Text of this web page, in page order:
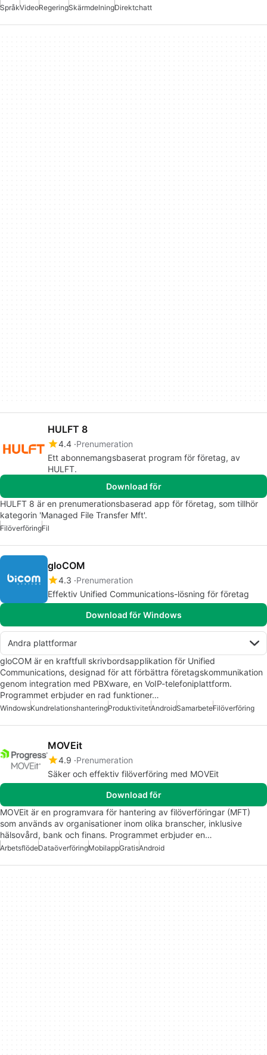
SpråkVideoRegeringSkärmdelningDirektchatt
HULFT 8
4.4 Prenumeration
Ett abonnemangsbaserat program för företag, av
HULFT.
Download för
HULFT 8 är en prenumerationsbaserad app för företag, som tillhör
kategorin 'Managed File Transfer Mft'.
FilöverföringFil
gloCOM
4.3 Prenumeration
Effektiv Unified Communications-lösning för företag
Download för Windows
Andra plattformar
gloCOM är en kraftfull skrivbordsapplikation för Unified
Communications, designad för att förbättra företagskommunikation
genom integration med PBXware, en VoIP-telefoniplattform.
Programmet erbjuder en rad funktioner…
WindowsKundrelationshanteringProduktivitetAndroidSamarbeteFilöverföring
MOVEit
4.9 Prenumeration
Säker och effektiv filöverföring med MOVEit
Download för
MOVEit är en programvara för hantering av filöverföringar (MFT)
som används av organisationer inom olika branscher, inklusive
hälsovård, bank och finans. Programmet erbjuder en…
ArbetsflödeDataöverföringMobilappGratisAndroid